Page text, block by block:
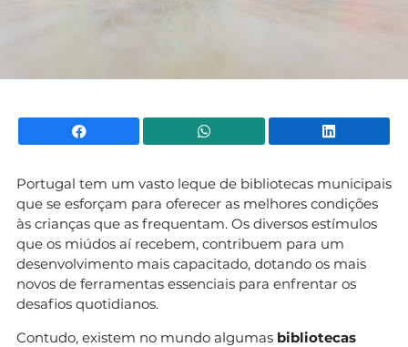
Facebook WhatsApp
Portugal tem um vasto leque de bibliotecas municipais
que se esforçam para oferecer as melhores condições
às crianças que as frequentam. Os diversos estímulos
que os miúdos aí recebem, contribuem para um
desenvolvimento mais capacitado, dotando os mais
novos de ferramentas essenciais para enfrentar os
desafios quotidianos.
Contudo, existem no mundo algumas bibliotecas